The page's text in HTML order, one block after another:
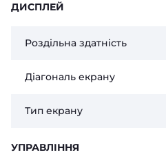
ДИСПЛЕЙ
Роздільна здатність
Діагональ екрану
Тип екрану
УПРАВЛІННЯ